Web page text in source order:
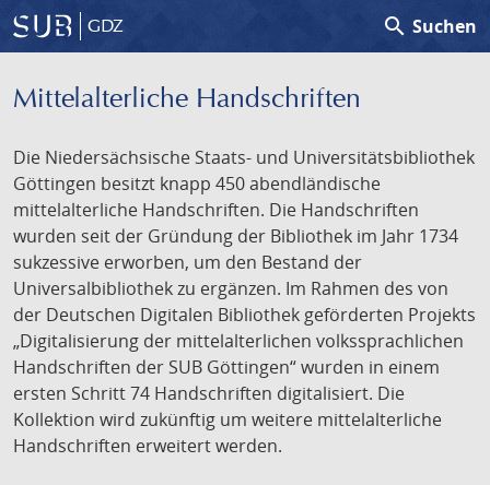
GDZ search Suchen
Mittelalterliche Handschriften
Die Niedersächsische Staats- und Universitätsbibliothek
Göttingen besitzt knapp 450 abendländische
mittelalterliche Handschriften. Die Handschriften
wurden seit der Gründung der Bibliothek im Jahr 1734
sukzessive erworben, um den Bestand der
Universalbibliothek zu ergänzen. Im Rahmen des von
der Deutschen Digitalen Bibliothek geförderten Projekts
„Digitalisierung der mittelalterlichen volkssprachlichen
Handschriften der SUB Göttingen“ wurden in einem
ersten Schritt 74 Handschriften digitalisiert. Die
Kollektion wird zukünftig um weitere mittelalterliche
Handschriften erweitert werden.